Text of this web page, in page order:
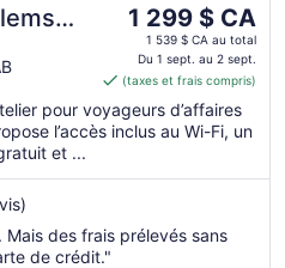
Le
prix
est
de 1 299 $ CA
par
nuit
sept.
sept.
1 299 $ CA
1 539 $ CA au total
Du 1 sept. au 2 sept.
(taxes et frais compris)
pour voyageurs d’affaires
l’accès inclus au Wi-Fi, un
et ...
des frais prélevés sans
de crédit."